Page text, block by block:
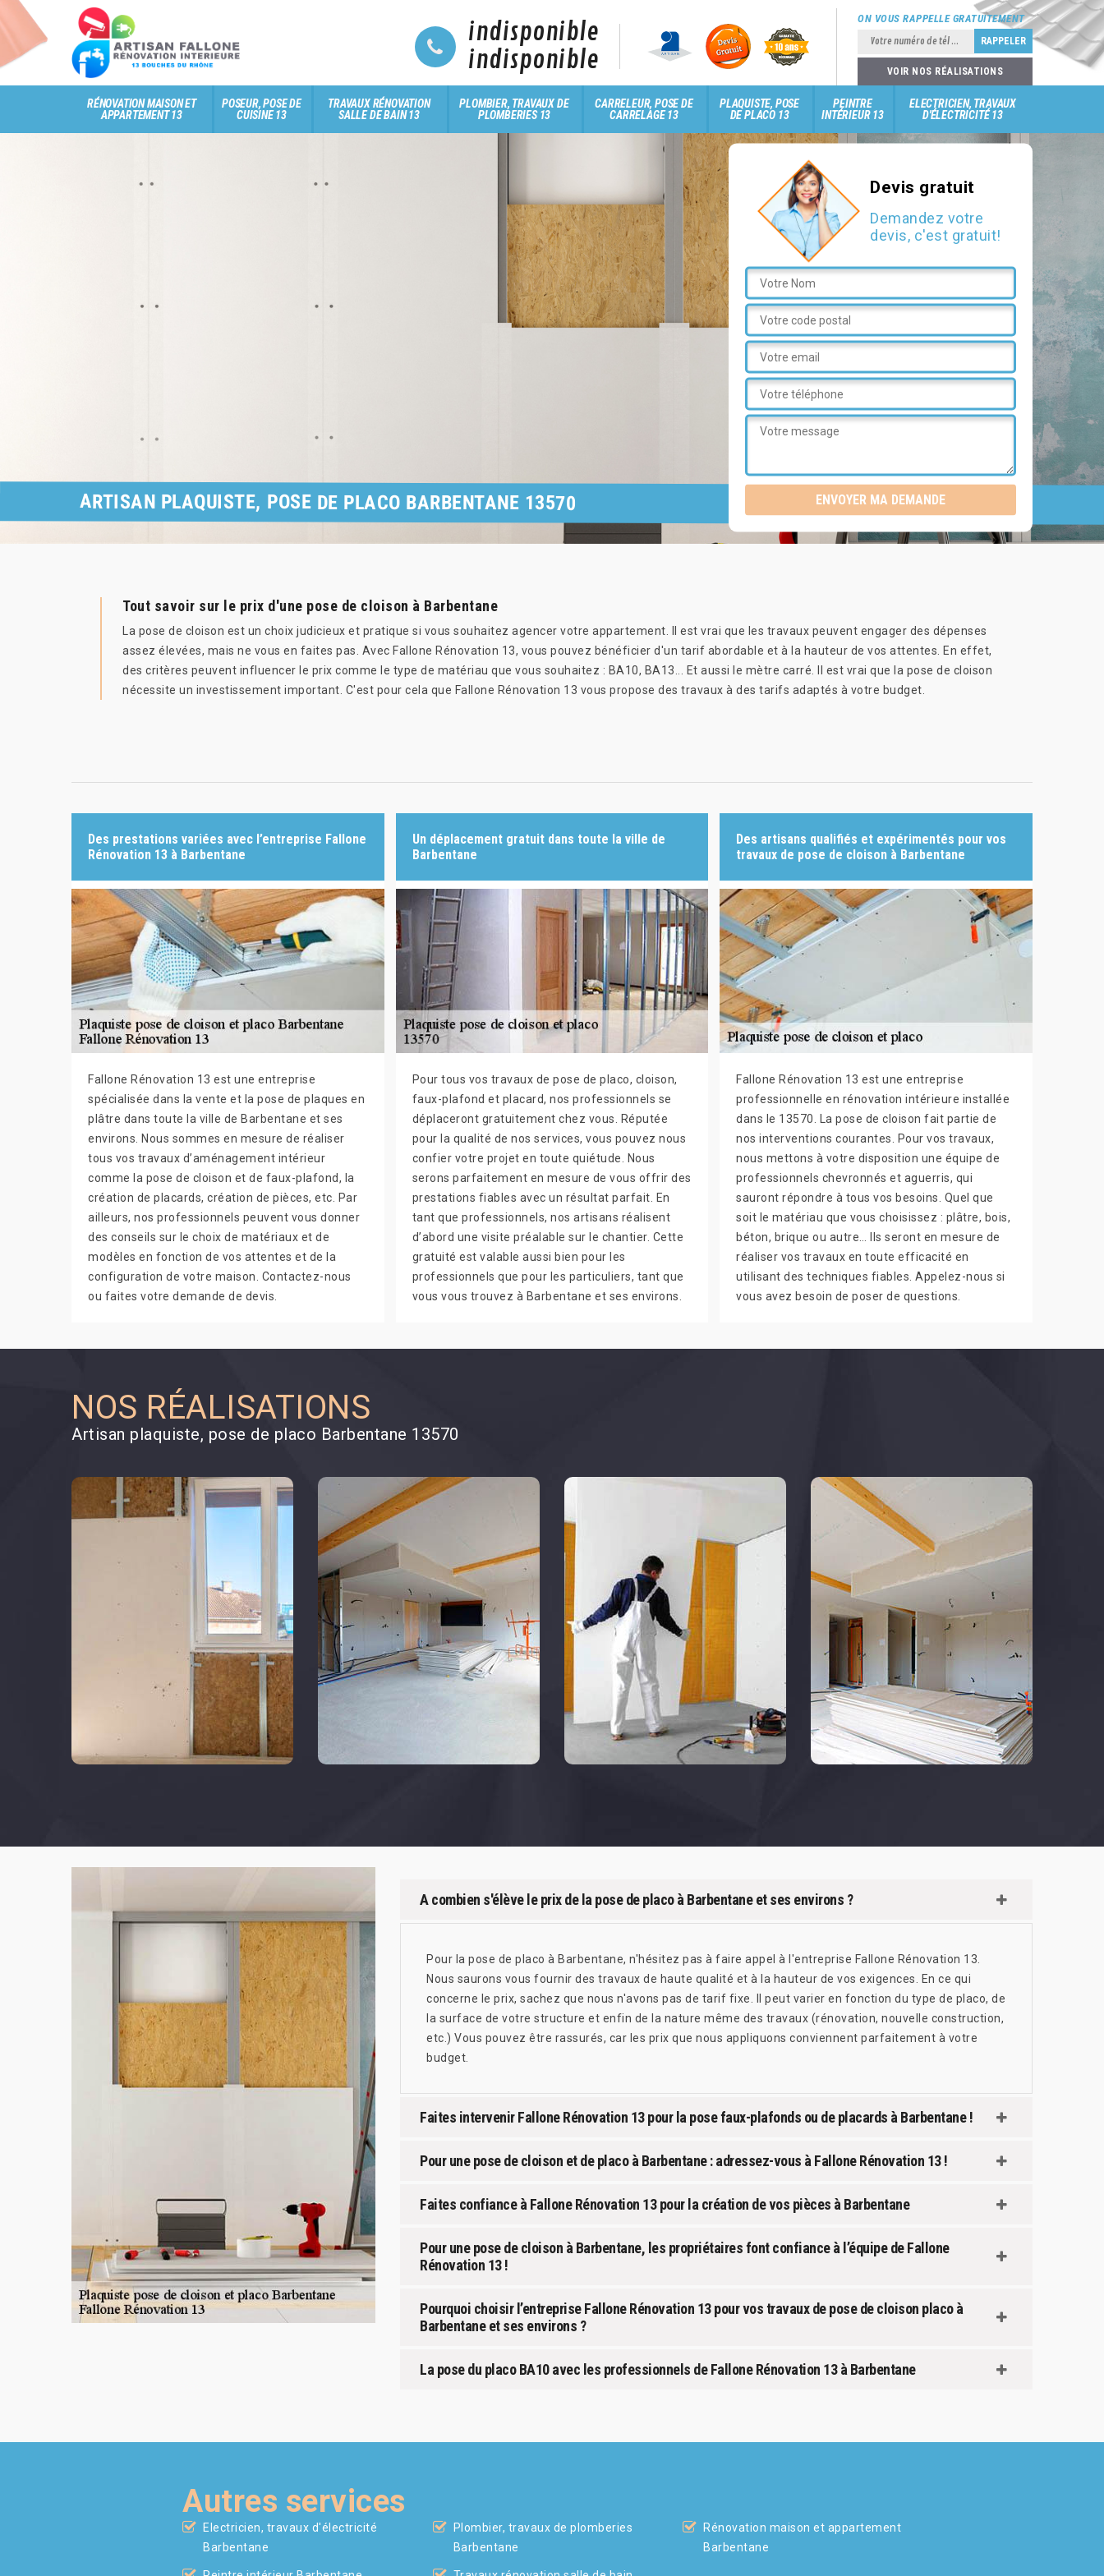
indisponible
indisponible
ON VOUS RAPPELLE GRATUITEMENT
VOIR NOS RÉALISATIONS
RÉNOVATION MAISON ET
APPARTEMENT 13
POSEUR, POSE DE
CUISINE 13
TRAVAUX RÉNOVATION
SALLE DE BAIN 13
PLOMBIER, TRAVAUX DE
PLOMBERIES 13
CARRELEUR, POSE DE
CARRELAGE 13
PLAQUISTE, POSE
DE PLACO 13
PEINTRE
INTÉRIEUR 13
ELECTRICIEN, TRAVAUX
D'ÉLECTRICITÉ 13
Devis gratuit
Demandez votre
devis, c'est gratuit!
ARTISAN PLAQUISTE, POSE DE PLACO BARBENTANE 13570
Tout savoir sur le prix d'une pose de cloison à Barbentane
La pose de cloison est un choix judicieux et pratique si vous souhaitez agencer votre appartement. Il est vrai que les travaux peuvent engager des dépenses
assez élevées, mais ne vous en faites pas. Avec Fallone Rénovation 13, vous pouvez bénéficier d'un tarif abordable et à la hauteur de vos attentes. En effet,
des critères peuvent influencer le prix comme le type de matériau que vous souhaitez : BA10, BA13... Et aussi le mètre carré. Il est vrai que la pose de cloison
nécessite un investissement important. C'est pour cela que Fallone Rénovation 13 vous propose des travaux à des tarifs adaptés à votre budget.
Des prestations variées avec l’entreprise Fallone
Rénovation 13 à Barbentane
Fallone Rénovation 13 est une entreprise
spécialisée dans la vente et la pose de plaques en
plâtre dans toute la ville de Barbentane et ses
environs. Nous sommes en mesure de réaliser
tous vos travaux d’aménagement intérieur
comme la pose de cloison et de faux-plafond, la
création de placards, création de pièces, etc. Par
ailleurs, nos professionnels peuvent vous donner
des conseils sur le choix de matériaux et de
modèles en fonction de vos attentes et de la
configuration de votre maison. Contactez-nous
ou faites votre demande de devis.
Un déplacement gratuit dans toute la ville de
Barbentane
Pour tous vos travaux de pose de placo, cloison,
faux-plafond et placard, nos professionnels se
déplaceront gratuitement chez vous. Réputée
pour la qualité de nos services, vous pouvez nous
confier votre projet en toute quiétude. Nous
serons parfaitement en mesure de vous offrir des
prestations fiables avec un résultat parfait. En
tant que professionnels, nos artisans réalisent
d’abord une visite préalable sur le chantier. Cette
gratuité est valable aussi bien pour les
professionnels que pour les particuliers, tant que
vous vous trouvez à Barbentane et ses environs.
Des artisans qualifiés et expérimentés pour vos
travaux de pose de cloison à Barbentane
Fallone Rénovation 13 est une entreprise
professionnelle en rénovation intérieure installée
dans le 13570. La pose de cloison fait partie de
nos interventions courantes. Pour vos travaux,
nous mettons à votre disposition une équipe de
professionnels chevronnés et aguerris, qui
sauront répondre à tous vos besoins. Quel que
soit le matériau que vous choisissez : plâtre, bois,
béton, brique ou autre… Ils seront en mesure de
réaliser vos travaux en toute efficacité en
utilisant des techniques fiables. Appelez-nous si
vous avez besoin de poser de questions.
NOS RÉALISATIONS
Artisan plaquiste, pose de placo Barbentane 13570
A combien s'élève le prix de la pose de placo à Barbentane et ses environs ?
Pour la pose de placo à Barbentane, n'hésitez pas à faire appel à l'entreprise Fallone Rénovation 13.
Nous saurons vous fournir des travaux de haute qualité et à la hauteur de vos exigences. En ce qui
concerne le prix, sachez que nous n'avons pas de tarif fixe. Il peut varier en fonction du type de placo, de
la surface de votre structure et enfin de la nature même des travaux (rénovation, nouvelle construction,
etc.) Vous pouvez être rassurés, car les prix que nous appliquons conviennent parfaitement à votre
budget.
Faites intervenir Fallone Rénovation 13 pour la pose faux-plafonds ou de placards à Barbentane !
Pour une pose de cloison et de placo à Barbentane : adressez-vous à Fallone Rénovation 13 !
Faites confiance à Fallone Rénovation 13 pour la création de vos pièces à Barbentane
Pour une pose de cloison à Barbentane, les propriétaires font confiance à l’équipe de Fallone
Rénovation 13 !
Pourquoi choisir l’entreprise Fallone Rénovation 13 pour vos travaux de pose de cloison placo à
Barbentane et ses environs ?
La pose du placo BA10 avec les professionnels de Fallone Rénovation 13 à Barbentane
Autres services
Electricien, travaux d'électricité
Barbentane
Plombier, travaux de plomberies
Barbentane
Rénovation maison et appartement
Barbentane